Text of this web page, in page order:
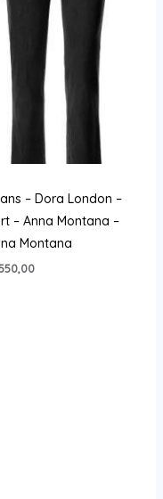
– Dora London –
– Anna Montana –
Montana